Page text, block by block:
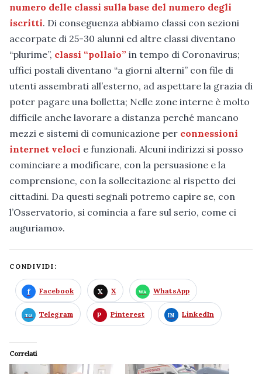
numero delle classi sulla base del numero degli
iscritti. Di conseguenza abbiamo classi con sezioni
accorpate di 25-30 alunni ed altre classi diventano
“plurime”, classi “pollaio” in tempo di Coronavirus;
uffici postali diventano “a giorni alterni” con file di
utenti assembrati all’esterno, ad aspettare la grazia di
poter pagare una bolletta; Nelle zone interne è molto
difficile anche lavorare a distanza perché mancano
mezzi e sistemi di comunicazione per connessioni
internet veloci e funzionali. Alcuni indirizzi si posso
cominciare a modificare, con la persuasione e la
comprensione, con la sollecitazione al rispetto dei
cittadini. Da questi segnali potremo capire se, con
l’Osservatorio, si comincia a fare sul serio, come ci
auguriamo».
CONDIVIDI:
Facebook X WhatsApp
Telegram Pinterest LinkedIn
Correlati